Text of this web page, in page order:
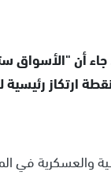
أن "الأسواق
ارتكاز
والعسكرية في